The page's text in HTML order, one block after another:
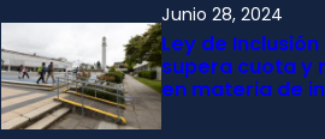
Junio 28, 2024
Ley de
supera cuota y
en materia de